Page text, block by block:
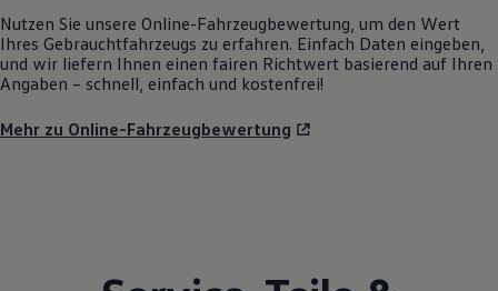
Nutzen Sie unsere Online-Fahrzeugbewertung, um den Wert
Ihres Gebrauchtfahrzeugs zu erfahren. Einfach Daten eingeben,
und wir liefern Ihnen einen fairen Richtwert basierend auf Ihren
Angaben – schnell, einfach und kostenfrei!
Mehr zu Online-Fahrzeugbewertung